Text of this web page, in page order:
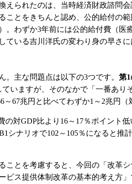
えられたのは、当時経済財政諮問
とをきちんと認め、公的給付の
。わずか3年前には公的給付費（医
いる吉川洋氏の変わり身の早さに
。主な問題点は以下の3つです。第
いますが、そのなかで「一番あ
67兆円と比べてわずか1～2兆円（
対GDP比より16～17％ポイント
シナリオで102～105％になると
ことを考慮すると、今回の「改革
ス提供体制改革の基本的考え方